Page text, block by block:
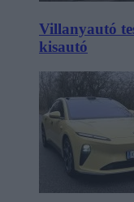
Villanyautó
kisautó